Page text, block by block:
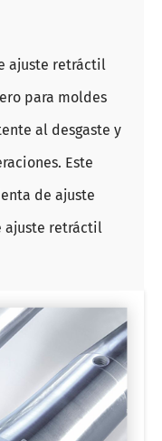
ajuste retráctil
para moldes
al desgaste y
Este
de ajuste
ajuste retráctil